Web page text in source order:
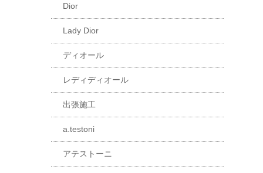
Dior
Lady Dior
ディオール
レディディオール
出張施工
a.testoni
アテストーニ